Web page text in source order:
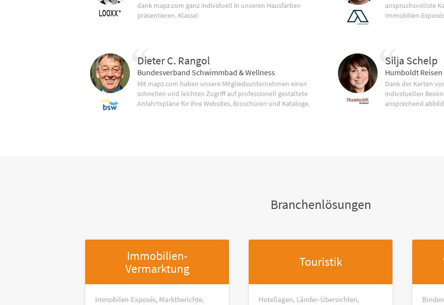
dank mapz.com ganz individuell in unseren Hausfarben
präsentieren. Klasse!
Dieter C. Rangol
Bundesverband Schwimmbad & Wellness
Mit mapz.com haben unsere Mitgliedsunternehmen einen
schnellen und leichten Zugriff auf professionell gestaltete
Anfahrtspläne für ihre Websites, Broschüren und Kataloge.
anspruchsvollste
Immobilien-
Silja Schelp
Humboldt Reisen
Dank der Karten
individuellen
ansprechend
Branchenlösungen
Immobilien-
Vermarktung
Immobilen-Exposés, Marktberichte,
Touristik
Hotellagen, Länder-Übersichten,